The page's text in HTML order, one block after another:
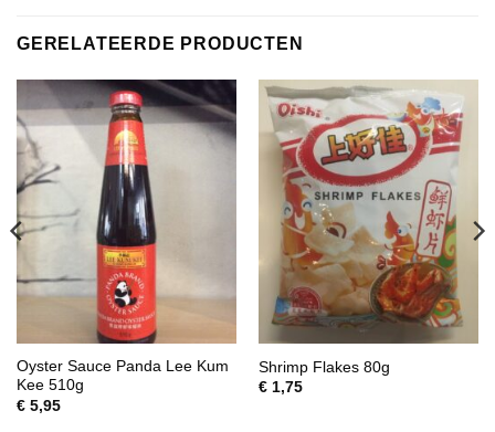
GERELATEERDE PRODUCTEN
Oyster Sauce Panda Lee Kum
Kee 510g
€5,95
Shrimp Flakes 80g
€1,75